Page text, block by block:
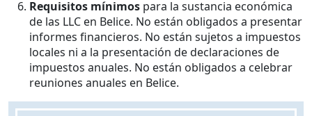
Requisitos mínimos para la sustancia económica
de las LLC en Belice. No están obligados a presentar
informes financieros. No están sujetos a impuestos
locales ni a la presentación de declaraciones de
impuestos anuales. No están obligados a celebrar
reuniones anuales en Belice.